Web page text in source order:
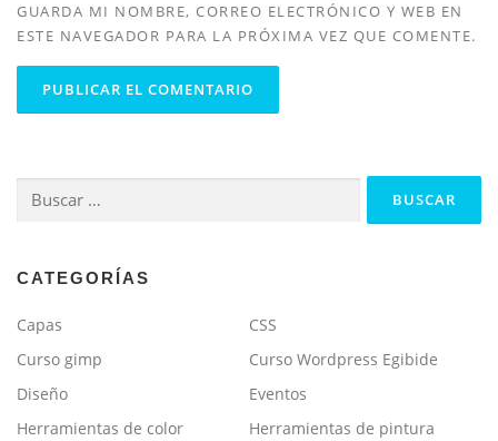
GUARDA MI NOMBRE, CORREO ELECTRÓNICO Y WEB EN
ESTE NAVEGADOR PARA LA PRÓXIMA VEZ QUE COMENTE.
Buscar:
CATEGORÍAS
Capas
CSS
Curso gimp
Curso Wordpress Egibide
Diseño
Eventos
Herramientas de color
Herramientas de pintura